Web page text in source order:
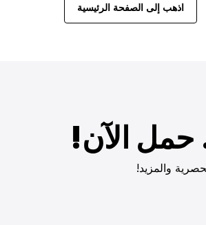
اذهب إلى الصفحة الرئيسية
حمل الآن!
والمزيد!